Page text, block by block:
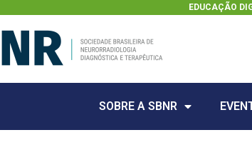
EDUCAÇÃO
SOBRE A SBNR